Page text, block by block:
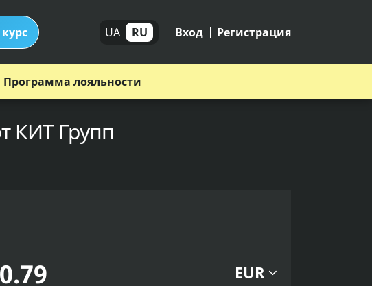
UA RU Вход Регистрация
Программа лояльности
КИТ Групп
EUR